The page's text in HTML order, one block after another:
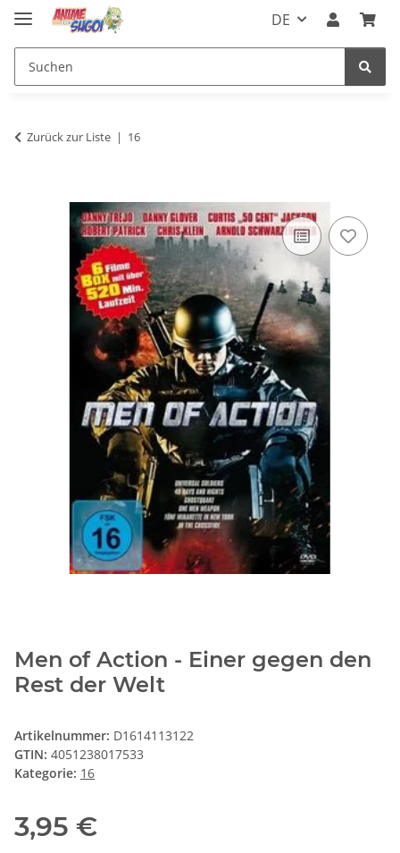
DE
Zurück zur Liste 16
Men of Action - Einer gegen den
Rest der Welt
Artikelnummer: D1614113122
GTIN: 4051238017533
Kategorie: 16
3,95 €